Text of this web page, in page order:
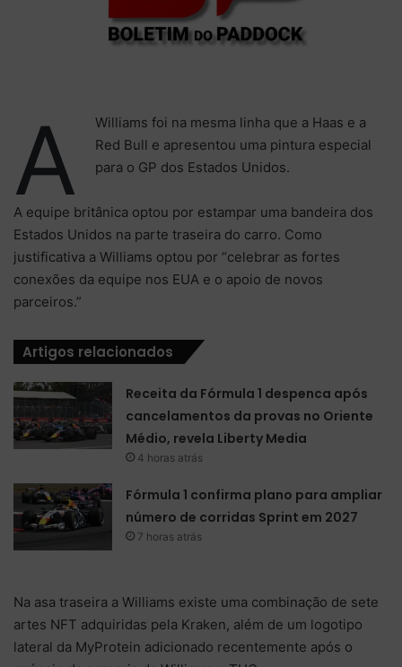
A
Williams foi na mesma linha que a Haas e a
Red Bull e apresentou uma pintura especial
para o GP dos Estados Unidos.
A equipe britânica optou por estampar uma bandeira dos
Estados Unidos na parte traseira do carro. Como
justificativa a Williams optou por “celebrar as fortes
conexões da equipe nos EUA e o apoio de novos
parceiros.”
Artigos relacionados
Receita da Fórmula 1 despenca após
cancelamentos da provas no Oriente
Médio, revela Liberty Media
4 horas atrás
Fórmula 1 confirma plano para ampliar
número de corridas Sprint em 2027
7 horas atrás
Na asa traseira a Williams existe uma combinação de sete
artes NFT adquiridas pela Kraken, além de um logotipo
lateral da MyProtein adicionado recentemente após o